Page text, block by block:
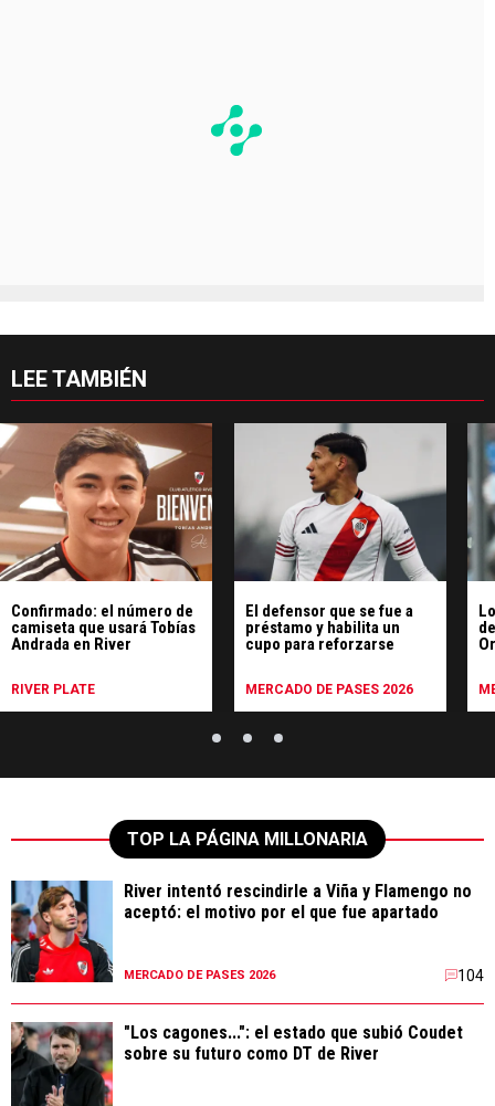
LEE TAMBIÉN
Confirmado: el número de
camiseta que usará Tobías
Andrada en River
RIVER PLATE
El defensor que se fue a
préstamo y habilita un
cupo para reforzarse
MERCADO DE PASES 2026
TOP LA PÁGINA MILLONARIA
River intentó rescindirle a Viña y Flamengo no
aceptó: el motivo por el que fue apartado
MERCADO DE PASES 2026 104
"Los cagones...": el estado que subió Coudet
sobre su futuro como DT de River